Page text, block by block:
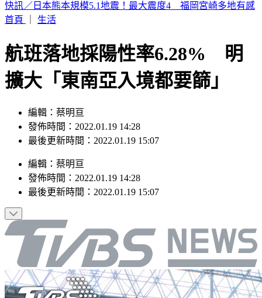
白海豚更靠近了！颱風外圍「風雨狂掃」週末變天 雨下到紫
爆
航班落地採陽性率6.28% 明
擴大「東南亞入境都要篩」
編輯：蔡明亘
發佈時間：2022.01.19 14:28
編輯：蔡明亘
發佈時間：2022.01.19 14:28